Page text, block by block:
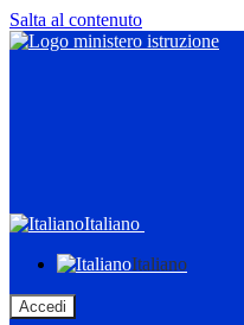
Salta al contenuto
Italiano
Italiano
Accedi